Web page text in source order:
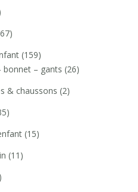
(159)
bonnet – gants (26)
& chaussons (2)
(15)
(11)